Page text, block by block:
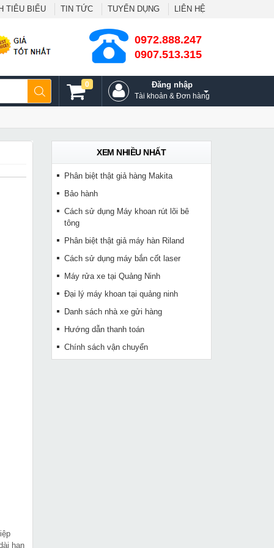
TIÊU BIỂU TIN TỨC TUYỂN DỤNG LIÊN HỆ
0972.888.247
0907.513.315
Đăng nhập
Tài khoản & Đơn hàng
0
hạn
XEM NHIỀU NHẤT
Phân biệt thật giả hàng Makita
Bảo hành
Cách sử dụng Máy khoan rút lõi bê
tông
Phân biệt thật giả máy hàn Riland
Cách sử dụng máy bắn cốt laser
Máy rửa xe tại Quảng Ninh
Đại lý máy khoan tại quảng ninh
Danh sách nhà xe gửi hàng
Hướng dẫn thanh toán
Chính sách vận chuyển